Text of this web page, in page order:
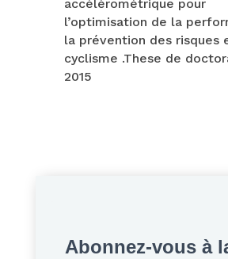
accéléromètrique pour
l’optimisation de la
la prévention des risques
cyclisme .These de
2015
Abonnez-vous à